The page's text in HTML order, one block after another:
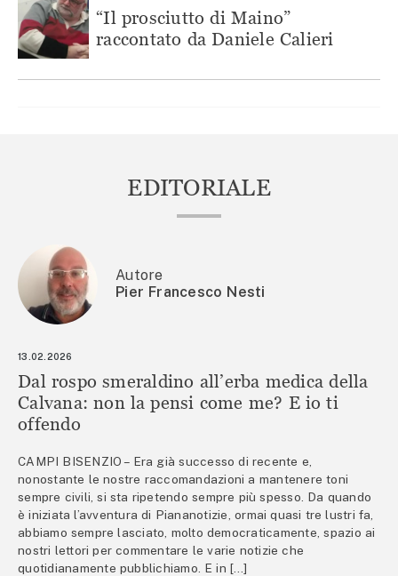
“Il prosciutto di Maino”
raccontato da Daniele Calieri
EDITORIALE
Autore
Pier Francesco Nesti
13.02.2026
Dal rospo smeraldino all’erba medica della
Calvana: non la pensi come me? E io ti
offendo
CAMPI BISENZIO – Era già successo di recente e,
nonostante le nostre raccomandazioni a mantenere toni
sempre civili, si sta ripetendo sempre più spesso. Da quando
è iniziata l’avventura di Piananotizie, ormai quasi tre lustri fa,
abbiamo sempre lasciato, molto democraticamente, spazio ai
nostri lettori per commentare le varie notizie che
quotidianamente pubblichiamo. E in […]